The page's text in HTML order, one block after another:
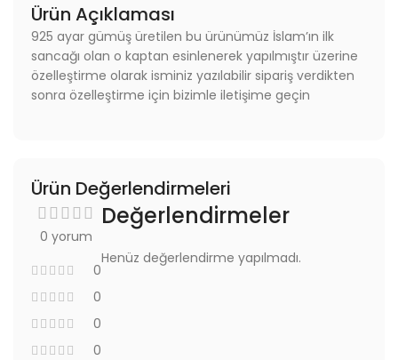
Ürün Açıklaması
925 ayar gümüş üretilen bu ürünümüz İslam’ın ilk
sancağı olan o kaptan esinlenerek yapılmıştır üzerine
özelleştirme olarak isminiz yazılabilir sipariş verdikten
sonra özelleştirme için bizimle iletişime geçin
Ürün Değerlendirmeleri
0 yorum
0
0
0
0
Değerlendirmeler
Henüz değerlendirme yapılmadı.